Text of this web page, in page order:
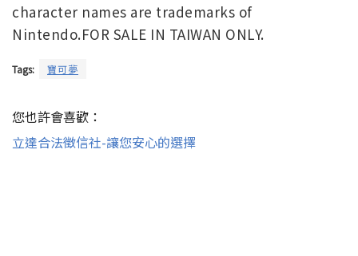
character names are trademarks of
Nintendo.FOR SALE IN TAIWAN ONLY.
Tags: 寶可夢
您也許會喜歡：
立達合法徵信社-讓您安心的選擇